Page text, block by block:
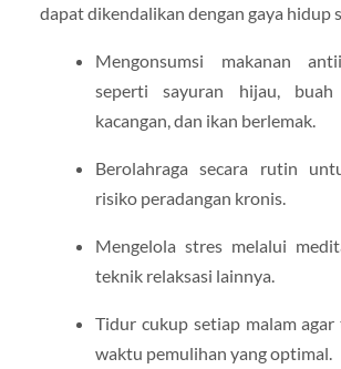
dapat dikendalikan dengan gaya hidup
Mengonsumsi makanan
seperti sayuran hijau, buah
kacangan, dan ikan berlemak.
Berolahraga secara rutin
risiko peradangan kronis.
Mengelola stres melalui
teknik relaksasi lainnya.
Tidur cukup setiap malam
waktu pemulihan yang optimal.